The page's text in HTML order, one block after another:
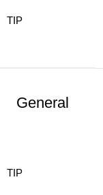
TIP
General
TIP